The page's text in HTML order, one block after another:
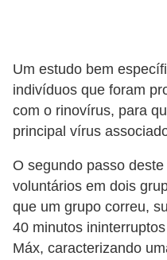
Um estudo bem
indivíduos que foram
com o rinovírus, para
principal vírus
O segundo passo
voluntários em dois
que um grupo correu,
40 minutos
Máx, caracterizando